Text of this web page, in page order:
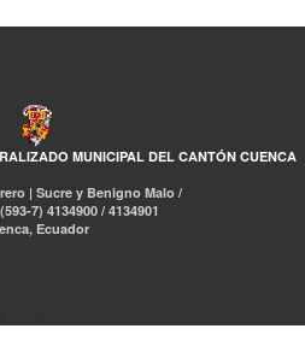
MUNICIPAL DEL CANTÓN CUENCA
| Sucre y Benigno Malo /
(593-7) 4134900 / 4134901
Ecuador